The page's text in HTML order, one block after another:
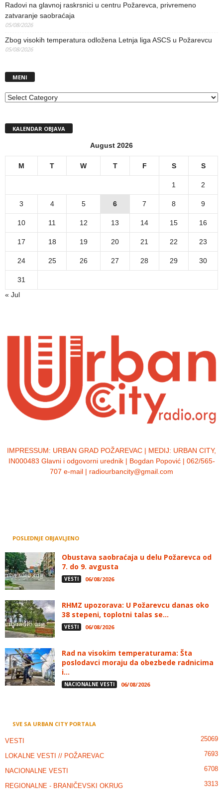
Radovi na glavnoj raskrsnici u centru Požarevca, privremeno
zatvaranje saobraćaja
05/08/2026
Zbog visokih temperatura odložena Letnja liga ASCS u Požarevcu
05/08/2026
MENI
MENI
KALENDAR OBJAVA
August 2026
M T W T F S S
1 2
3 4 5 6 7 8 9
10 11 12 13 14 15 16
17 18 19 20 21 22 23
24 25 26 27 28 29 30
31
« Jul
IMPRESSUM: URBAN GRAD POŽAREVAC | MEDIJ: URBAN CITY,
IN000483 Glavni i odgovorni urednik | Bogdan Popović | 062/565-
707 e-mail | radiourbancity@gmail.com
POSLEDNJE OBJAVLJENO
Obustava saobraćaja u delu Požarevca od
7. do 9. avgusta
VESTI 06/08/2026
RHMZ upozorava: U Požarevcu danas oko
38 stepeni, toplotni talas se...
VESTI 06/08/2026
Rad na visokim temperaturama: Šta
poslodavci moraju da obezbede radnicima
i...
NACIONALNE VESTI 06/08/2026
SVE SA URBAN CITY PORTALA
VESTI 25069
LOKALNE VESTI // POŽAREVAC 7693
NACIONALNE VESTI 6708
REGIONALNE - BRANIČEVSKI OKRUG 3313